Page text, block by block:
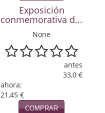
Exposición
conmemorativa d...
None
antes
33,0 €
ahora:
21,45 €
COMPRAR